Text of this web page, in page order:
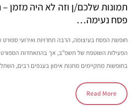
תמונות שלכם/ן וזה לא היה מזמן
פסח נעימה…
חופשת הפסח בעיצומה, הרבה תחרויות ואירועי
הפעילות השוטפת של תשפ”ב, אך בהתאחדות הספורט
בחופשות מתקיימים מחנות אימון בענפים רבים,
Read More